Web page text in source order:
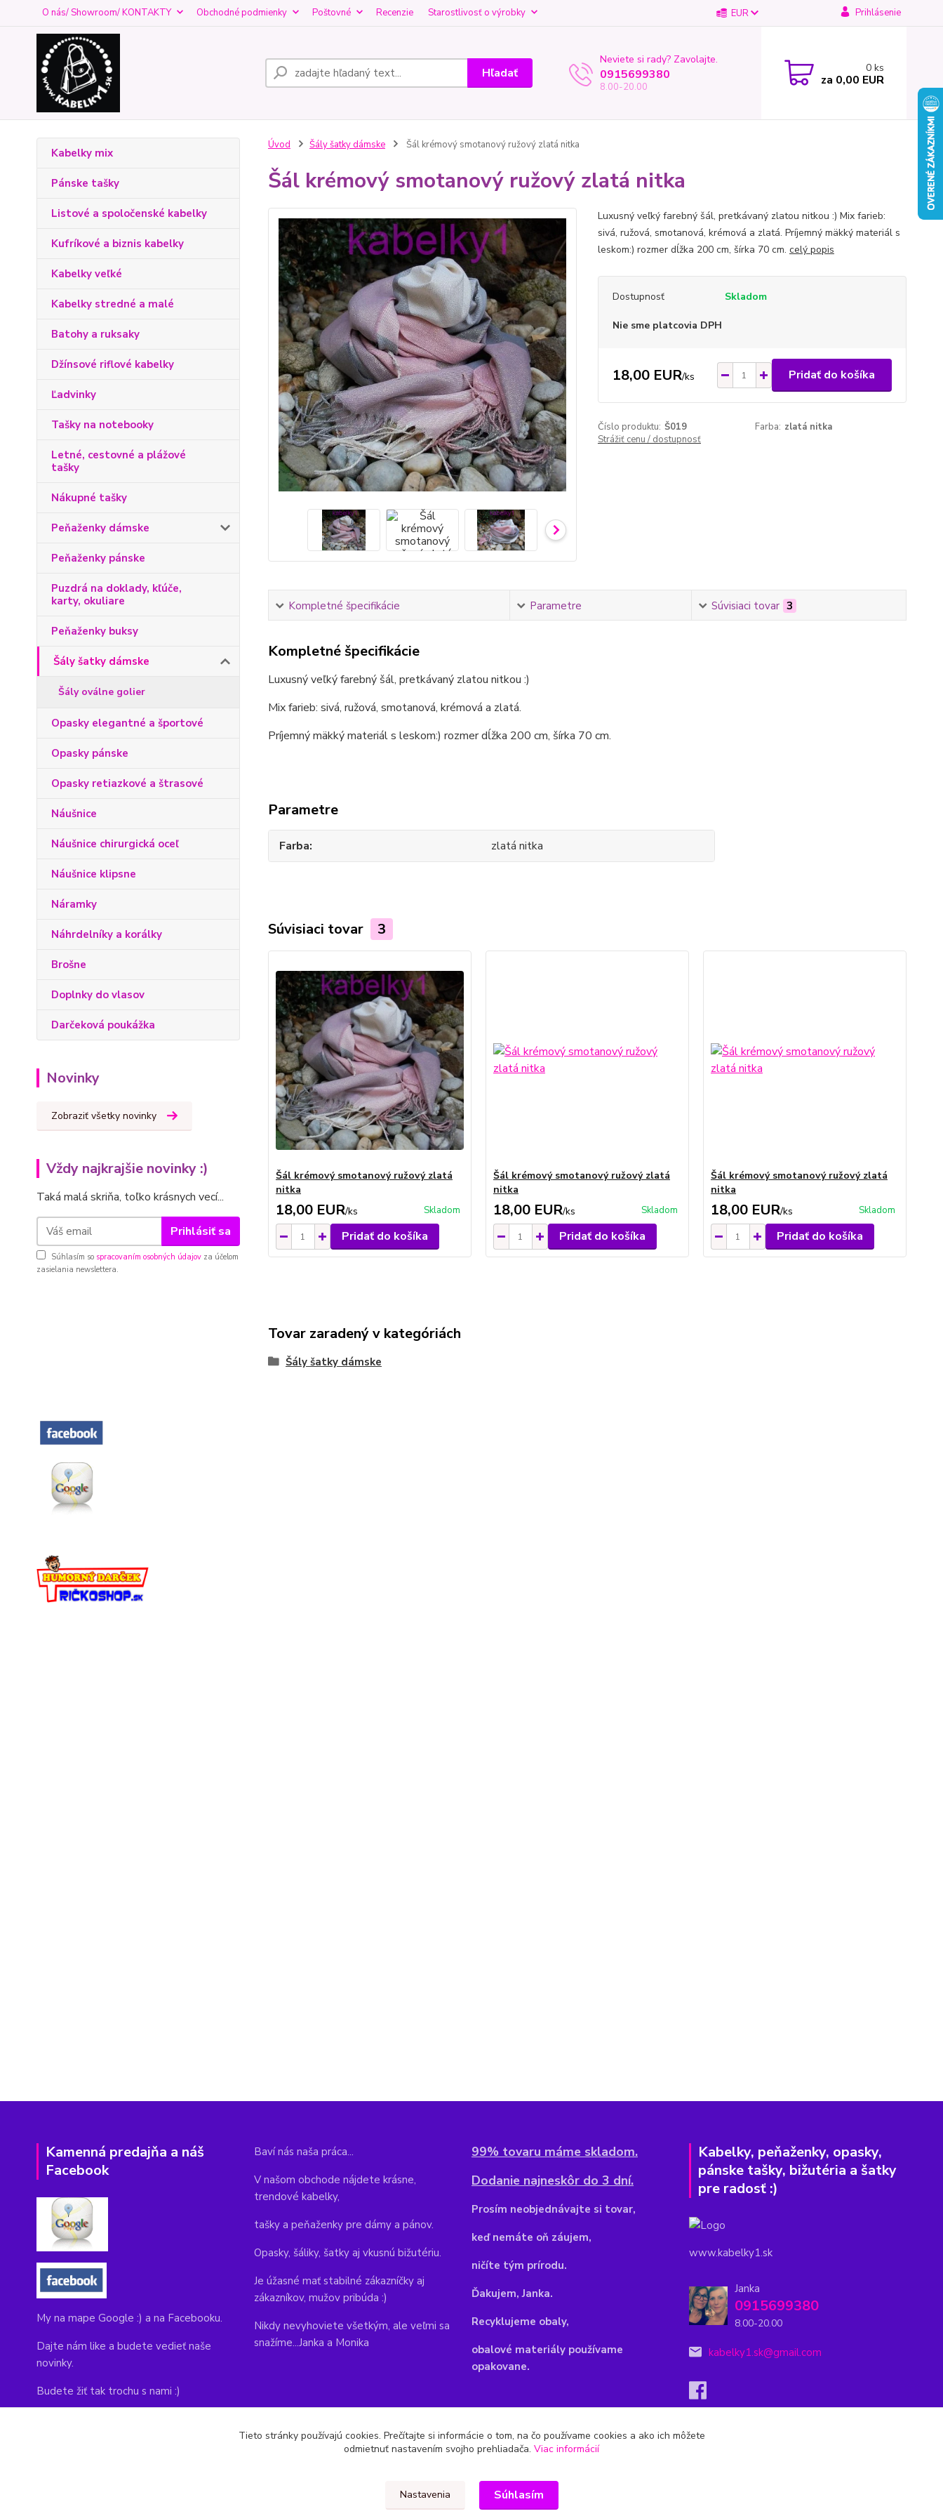
O nás/ Showroom/ KONTAKTY Obchodné podmienky Poštovné Recenzie Starostlivosť o výrobky EUR Prihlásenie
Hľadať
Neviete si rady? Zavolajte.
0915699380
8.00-20.00
0 ks
za 0,00 EUR
Kabelky mix
Pánske tašky
Listové a spoločenské kabelky
Kufríkové a biznis kabelky
Kabelky veľké
Kabelky stredné a malé
Batohy a ruksaky
Džínsové riflové kabelky
Ľadvinky
Tašky na notebooky
Letné, cestovné a plážové
tašky
Nákupné tašky
Peňaženky dámske
Peňaženky pánske
Puzdrá na doklady, kľúče,
karty, okuliare
Peňaženky buksy
Šály šatky dámske
Šály oválne golier
Opasky elegantné a športové
Opasky pánske
Opasky retiazkové a štrasové
Náušnice
Náušnice chirurgická oceľ
Náušnice klipsne
Náramky
Náhrdelníky a korálky
Brošne
Doplnky do vlasov
Darčeková poukážka
Novinky
Zobraziť všetky novinky
Vždy najkrajšie novinky :)
Taká malá skriňa, toľko krásnych vecí...
Prihlásiť sa
Súhlasím so spracovaním osobných údajov za účelom
zasielania newslettera.
Úvod Šály šatky dámske Šál krémový smotanový ružový zlatá nitka
Šál krémový smotanový ružový zlatá nitka
Luxusný veľký farebný šál, pretkávaný zlatou nitkou :) Mix farieb:
sivá, ružová, smotanová, krémová a zlatá. Príjemný mäkký materiál s
leskom:) rozmer dĺžka 200 cm, šírka 70 cm. celý popis
Dostupnosť Skladom
Nie sme platcovia DPH
18,00 EUR/ks Pridať do košíka
Číslo produktu: Š019 Farba: zlatá nitka
Strážiť cenu / dostupnosť
Kompletné špecifikácie Parametre Súvisiaci tovar 3
Kompletné špecifikácie
Luxusný veľký farebný šál, pretkávaný zlatou nitkou :)
Mix farieb: sivá, ružová, smotanová, krémová a zlatá.
Príjemný mäkký materiál s leskom:) rozmer dĺžka 200 cm, šírka 70 cm.
Parametre
Farba zlatá nitka
Súvisiaci tovar 3
Šál krémový smotanový ružový zlatá
nitka
18,00 EUR/ks Skladom
Pridať do košíka
Šál krémový smotanový ružový zlatá
nitka
18,00 EUR/ks Skladom
Pridať do košíka
Šál krémový smotanový ružový zlatá
nitka
18,00 EUR/ks Skladom
Pridať do košíka
Tovar zaradený v kategóriách
Šály šatky dámske
Kamenná predajňa a náš
Facebook
My na mape Google :) a na Facebooku.
Dajte nám like a budete vedieť naše
novinky.
Budete žiť tak trochu s nami :)
Baví nás naša práca...
V našom obchode nájdete krásne,
trendové kabelky,
tašky a peňaženky pre dámy a pánov.
Opasky, šáliky, šatky aj vkusnú bižutériu.
Je úžasné mať stabilné zákazníčky aj
zákazníkov, mužov pribúda :)
Nikdy nevyhoviete všetkým, ale veľmi sa
snažíme...Janka a Monika
99% tovaru máme skladom.
Dodanie najneskôr do 3 dní.
Prosím neobjednávajte si tovar,
keď nemáte oň záujem,
ničíte tým prírodu.
Ďakujem, Janka.
Recyklujeme obaly,
obalové materiály používame
opakovane.
Kabelky, peňaženky, opasky,
pánske tašky, bižutéria a šatky
pre radosť :)
www.kabelky1.sk
Janka
0915699380
8.00-20.00
kabelky1.sk@gmail.com
Tieto stránky používajú cookies. Prečítajte si informácie o tom, na čo používame cookies a ako ich môžete
odmietnuť nastavením svojho prehliadača. Viac informácií
Nastavenia Súhlasím